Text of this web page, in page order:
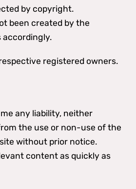
by copyright.
been created by the
accordingly.
registered owners.
any liability, neither
the use or non-use of the
without prior notice.
content as quickly as